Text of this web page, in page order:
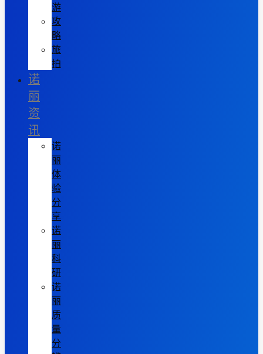
游
攻
略
旅
拍
诺
丽
资
讯
诺
丽
体
验
分
享
诺
丽
科
研
诺
丽
质
量
分